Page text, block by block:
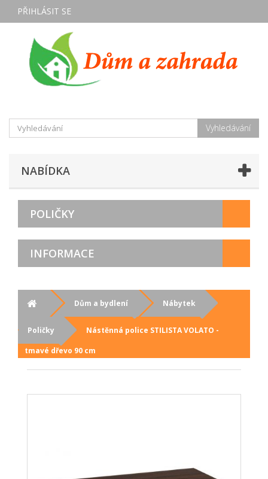
PŘIHLÁSIT SE
Vyhledávání
NABÍDKA
POLIČKY
INFORMACE
Dům a bydlení Nábytek
Poličky
Nástěnná police STILISTA VOLATO -
tmavé dřevo 90 cm